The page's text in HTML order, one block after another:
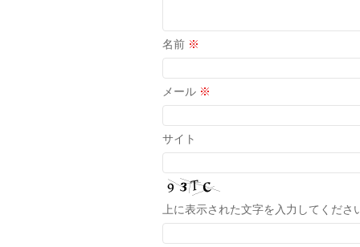
名前 ※
メール ※
サイト
上に表示された文字を入力してくださ